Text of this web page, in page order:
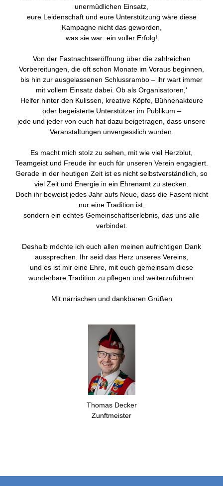
unermüdlichen Einsatz,
eure Leidenschaft und eure Unterstützung wäre diese
Kampagne nicht das geworden,
was sie war: ein voller Erfolg!
Von der Fastnachtseröffnung über die zahlreichen
Vorbereitungen, die oft schon Monate im Voraus beginnen,
bis hin zur ausgelassenen Schlussrambo – ihr wart immer
mit vollem Einsatz dabei. Ob als Organisatoren,'
Helfer hinter den Kulissen, kreative Köpfe, Bühnenakteure
oder begeisterte Unterstützer im Publikum –
jede und jeder von euch hat dazu beigetragen, dass unsere
Veranstaltungen unvergesslich wurden.
Es macht mich stolz zu sehen, mit wie viel Herzblut,
Teamgeist und Freude ihr euch für unseren Verein engagiert.
Gerade in der heutigen Zeit ist es nicht selbstverständlich, so
viel Zeit und Energie in ein Ehrenamt zu stecken.
Doch ihr beweist jedes Jahr aufs Neue, dass die Fasent nicht
nur eine Tradition ist,
sondern ein echtes Gemeinschaftserlebnis, das uns alle
verbindet.
Deshalb möchte ich euch allen meinen aufrichtigen Dank
aussprechen. Ihr seid das Herz unseres Vereins,
und es ist mir eine Ehre, mit euch gemeinsam diese
wunderbare Tradition zu pflegen und weiterzuführen.
Mit närrischen und dankbaren Grüßen
Thomas Decker
Zunftmeister